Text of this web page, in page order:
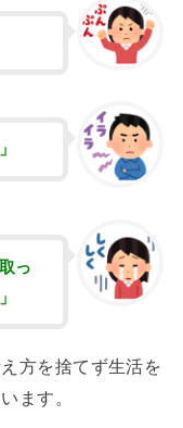
っ
方を捨てず生活を
ます。